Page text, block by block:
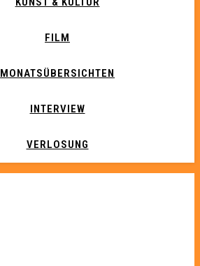
FILM
MONATSÜBERSICHTEN
INTERVIEW
VERLOSUNG